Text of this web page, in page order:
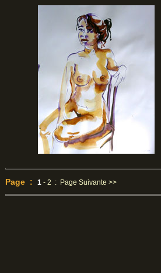
Page : 1- 2 : Page Suivante >>